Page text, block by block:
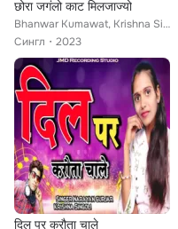
छोरा जगंलो काट मिलजाज्यो
Bhanwar Kumawat, Krishna Singoli
Сингл
2023
दिल पर करौता चाले